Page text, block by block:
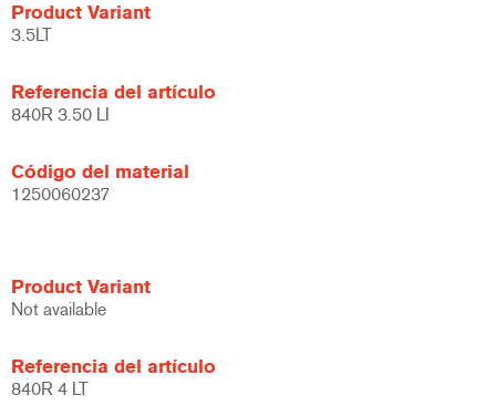
Product Variant
3.5LT
Referencia del artículo
840R 3.50 LI
Código del material
1250060237
Product Variant
Not available
Referencia del artículo
840R 4 LT